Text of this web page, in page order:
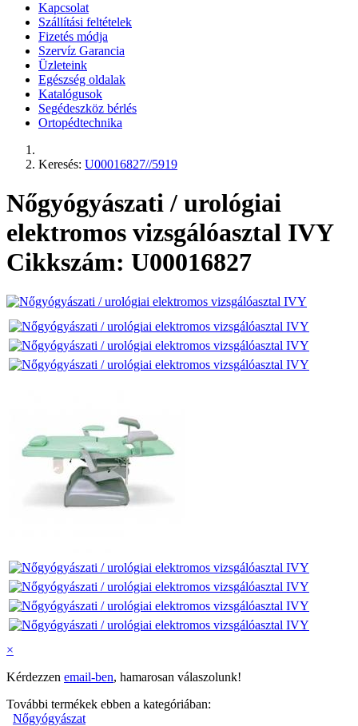
Kapcsolat
Szállítási feltételek
Fizetés módja
Szervíz Garancia
Üzleteink
Egészség oldalak
Katalógusok
Segédeszköz bérlés
Ortopédtechnika
Keresés: U00016827//5919
Nőgyógyászati / urológiai
elektromos vizsgálóasztal IVY
Cikkszám: U00016827
×
Kérdezzen email-ben, hamarosan válaszolunk!
További termékek ebben a kategóriában:
Nőgyógyászat